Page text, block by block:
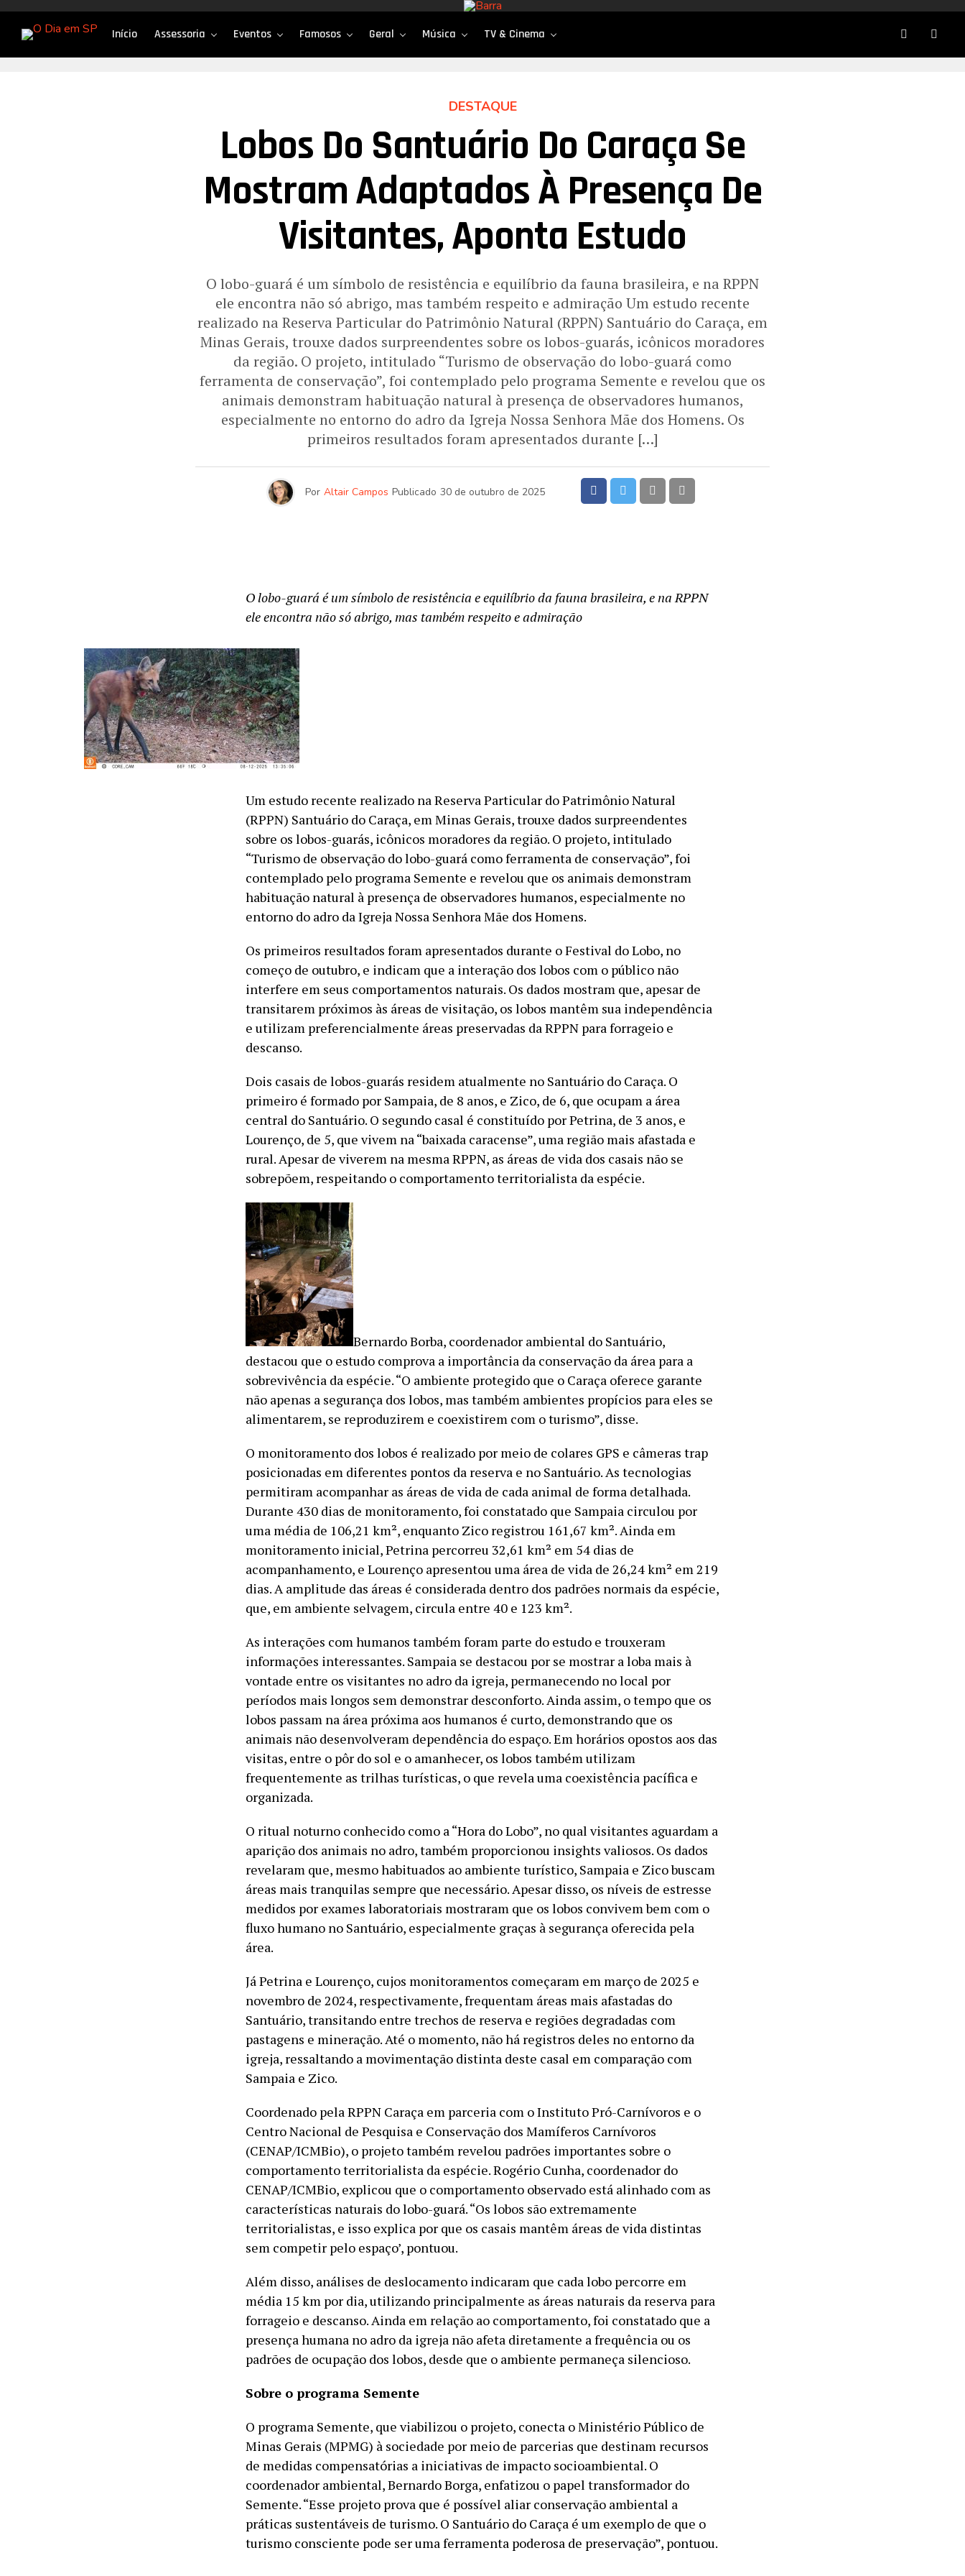
Início Assessoria Eventos Famosos Geral Música TV & Cinema
DESTAQUE
Lobos Do Santuário Do Caraça Se
Mostram Adaptados À Presença De
Visitantes, Aponta Estudo
O lobo-guará é um símbolo de resistência e equilíbrio da fauna brasileira, e na RPPN
ele encontra não só abrigo, mas também respeito e admiração Um estudo recente
realizado na Reserva Particular do Patrimônio Natural (RPPN) Santuário do Caraça, em
Minas Gerais, trouxe dados surpreendentes sobre os lobos-guarás, icônicos moradores
da região. O projeto, intitulado “Turismo de observação do lobo-guará como
ferramenta de conservação”, foi contemplado pelo programa Semente e revelou que os
animais demonstram habituação natural à presença de observadores humanos,
especialmente no entorno do adro da Igreja Nossa Senhora Mãe dos Homens. Os
primeiros resultados foram apresentados durante […]
Por Altair Campos Publicado 30 de outubro de 2025
O lobo-guará é um símbolo de resistência e equilíbrio da fauna brasileira, e na RPPN
ele encontra não só abrigo, mas também respeito e admiração
Um estudo recente realizado na Reserva Particular do Patrimônio Natural
(RPPN) Santuário do Caraça, em Minas Gerais, trouxe dados surpreendentes
sobre os lobos-guarás, icônicos moradores da região. O projeto, intitulado
“Turismo de observação do lobo-guará como ferramenta de conservação”, foi
contemplado pelo programa Semente e revelou que os animais demonstram
habituação natural à presença de observadores humanos, especialmente no
entorno do adro da Igreja Nossa Senhora Mãe dos Homens.
Os primeiros resultados foram apresentados durante o Festival do Lobo, no
começo de outubro, e indicam que a interação dos lobos com o público não
interfere em seus comportamentos naturais. Os dados mostram que, apesar de
transitarem próximos às áreas de visitação, os lobos mantêm sua independência
e utilizam preferencialmente áreas preservadas da RPPN para forrageio e
descanso.
Dois casais de lobos-guarás residem atualmente no Santuário do Caraça. O
primeiro é formado por Sampaia, de 8 anos, e Zico, de 6, que ocupam a área
central do Santuário. O segundo casal é constituído por Petrina, de 3 anos, e
Lourenço, de 5, que vivem na “baixada caracense”, uma região mais afastada e
rural. Apesar de viverem na mesma RPPN, as áreas de vida dos casais não se
sobrepõem, respeitando o comportamento territorialista da espécie.
Bernardo Borba, coordenador ambiental do Santuário,
destacou que o estudo comprova a importância da conservação da área para a
sobrevivência da espécie. “O ambiente protegido que o Caraça oferece garante
não apenas a segurança dos lobos, mas também ambientes propícios para eles se
alimentarem, se reproduzirem e coexistirem com o turismo”, disse.
O monitoramento dos lobos é realizado por meio de colares GPS e câmeras trap
posicionadas em diferentes pontos da reserva e no Santuário. As tecnologias
permitiram acompanhar as áreas de vida de cada animal de forma detalhada.
Durante 430 dias de monitoramento, foi constatado que Sampaia circulou por
uma média de 106,21 km², enquanto Zico registrou 161,67 km². Ainda em
monitoramento inicial, Petrina percorreu 32,61 km² em 54 dias de
acompanhamento, e Lourenço apresentou uma área de vida de 26,24 km² em 219
dias. A amplitude das áreas é considerada dentro dos padrões normais da espécie,
que, em ambiente selvagem, circula entre 40 e 123 km².
As interações com humanos também foram parte do estudo e trouxeram
informações interessantes. Sampaia se destacou por se mostrar a loba mais à
vontade entre os visitantes no adro da igreja, permanecendo no local por
períodos mais longos sem demonstrar desconforto. Ainda assim, o tempo que os
lobos passam na área próxima aos humanos é curto, demonstrando que os
animais não desenvolveram dependência do espaço. Em horários opostos aos das
visitas, entre o pôr do sol e o amanhecer, os lobos também utilizam
frequentemente as trilhas turísticas, o que revela uma coexistência pacífica e
organizada.
O ritual noturno conhecido como a “Hora do Lobo”, no qual visitantes aguardam a
aparição dos animais no adro, também proporcionou insights valiosos. Os dados
revelaram que, mesmo habituados ao ambiente turístico, Sampaia e Zico buscam
áreas mais tranquilas sempre que necessário. Apesar disso, os níveis de estresse
medidos por exames laboratoriais mostraram que os lobos convivem bem com o
fluxo humano no Santuário, especialmente graças à segurança oferecida pela
área.
Já Petrina e Lourenço, cujos monitoramentos começaram em março de 2025 e
novembro de 2024, respectivamente, frequentam áreas mais afastadas do
Santuário, transitando entre trechos de reserva e regiões degradadas com
pastagens e mineração. Até o momento, não há registros deles no entorno da
igreja, ressaltando a movimentação distinta deste casal em comparação com
Sampaia e Zico.
Coordenado pela RPPN Caraça em parceria com o Instituto Pró-Carnívoros e o
Centro Nacional de Pesquisa e Conservação dos Mamíferos Carnívoros
(CENAP/ICMBio), o projeto também revelou padrões importantes sobre o
comportamento territorialista da espécie. Rogério Cunha, coordenador do
CENAP/ICMBio, explicou que o comportamento observado está alinhado com as
características naturais do lobo-guará. “Os lobos são extremamente
territorialistas, e isso explica por que os casais mantêm áreas de vida distintas
sem competir pelo espaço’, pontuou.
Além disso, análises de deslocamento indicaram que cada lobo percorre em
média 15 km por dia, utilizando principalmente as áreas naturais da reserva para
forrageio e descanso. Ainda em relação ao comportamento, foi constatado que a
presença humana no adro da igreja não afeta diretamente a frequência ou os
padrões de ocupação dos lobos, desde que o ambiente permaneça silencioso.
Sobre o programa Semente
O programa Semente, que viabilizou o projeto, conecta o Ministério Público de
Minas Gerais (MPMG) à sociedade por meio de parcerias que destinam recursos
de medidas compensatórias a iniciativas de impacto socioambiental. O
coordenador ambiental, Bernardo Borga, enfatizou o papel transformador do
Semente. “Esse projeto prova que é possível aliar conservação ambiental a
práticas sustentáveis de turismo. O Santuário do Caraça é um exemplo de que o
turismo consciente pode ser uma ferramenta poderosa de preservação”, pontuou.